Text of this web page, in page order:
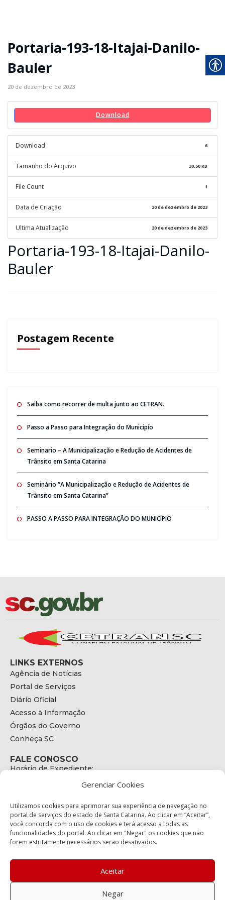
Gerenciar Cookies
Utilizamos cookies para aprimorar sua experiência de navegação no
portal de serviços do estado de Santa Catarina. Ao clicar em “Aceitar”,
você concorda com o uso de cookies e terá acesso a todas as
funcionalidades do portal. Ao clicar em "Negar" os cookies que não
forem estritamente necessários serão desativados.
Aceitar
Negar
Portaria-193-18-Itajai-Danilo-
Bauler
20 de dezembro de 2023
Download
Download 6
Tamanho do Arquivo 30.50 KB
File Count 1
Data de Criação 20 de dezembro de 2023
Ultima Atualização 20 de dezembro de 2023
Portaria-193-18-Itajai-Danilo-
Bauler
Postagem Recente
Saiba como recorrer de multa junto ao CETRAN.
Passo a Passo para Integração do Municipío
Seminario – A Municipalização e Redução de Acidentes de
Trânsito em Santa Catarina
Seminário “A Municipalização e Redução de Acidentes de
Trânsito em Santa Catarina”
PASSO A PASSO PARA INTEGRAÇÃO DO MUNICÍPIO
LINKS EXTERNOS
Agência de Notícias
Portal de Serviços
Diário Oficial
Acesso à Informação
Órgãos do Governo
Conheça SC
FALE CONOSCO
Horário de Expediente:
E-mail:
secretariaexecutiva@cetran.sc.gov.br
ENDEREÇO
Endereço:
Bairro:
Coqueiros, Florianópolis SC
88.080-160